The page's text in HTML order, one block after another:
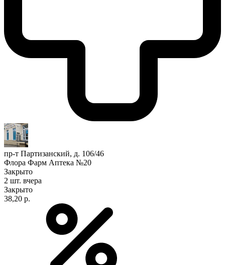
пр-т Партизанский, д. 106/46
Флора Фарм Аптека №20
Закрыто
2 шт. вчера
Закрыто
38,20 р.